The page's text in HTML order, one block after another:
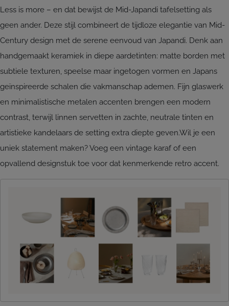
Less is more – en dat bewijst de Mid-Japandi tafelsetting als
geen ander. Deze stijl combineert de tijdloze elegantie van Mid-
Century design met de serene eenvoud van Japandi. Denk aan
handgemaakt keramiek in diepe aardetinten: matte borden met
subtiele texturen, speelse maar ingetogen vormen en Japans
geïnspireerde schalen die vakmanschap ademen. Fijn glaswerk
en minimalistische metalen accenten brengen een modern
contrast, terwijl linnen servetten in zachte, neutrale tinten en
artistieke kandelaars de setting extra diepte geven.Wil je een
uniek statement maken? Voeg een vintage karaf of een
opvallend designstuk toe voor dat kenmerkende retro accent.